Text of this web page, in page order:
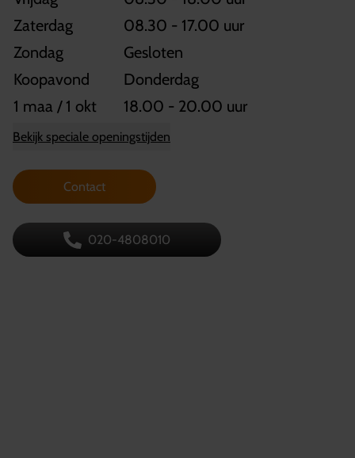
Zaterdag
08.30 - 17.00 uur
Zondag
Gesloten
Koopavond
Donderdag
1 maa / 1 okt
18.00 - 20.00 uur
Bekijk speciale openingstijden
Contact
020-4808010